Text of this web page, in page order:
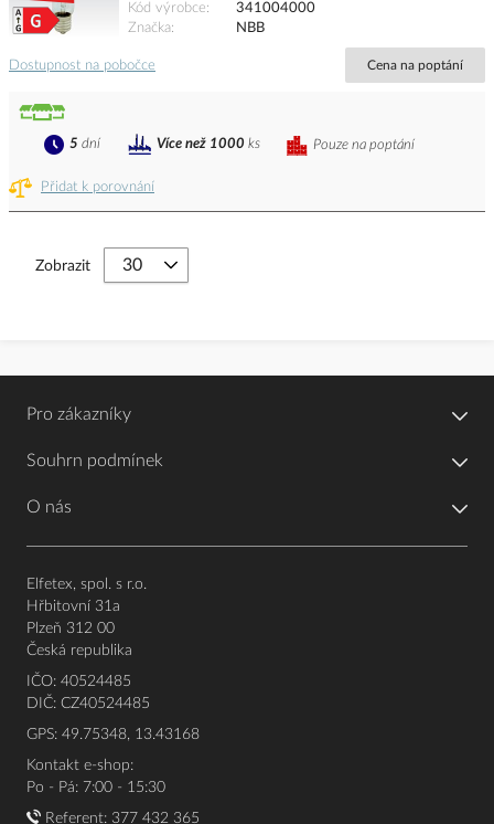
Kód výrobce
341004000
Značka
NBB
Dostupnost na pobočce Cena na poptání
Přidat k porovnání
Pouze na poptání
5 dní Více než 1000 ks
Zobrazit
Pro zákazníky
Souhrn podmínek
O nás
Elfetex, spol. s r.o.
Hřbitovní 31a
Plzeň 312 00
Česká republika
IČO: 40524485
DIČ: CZ40524485
GPS: 49.75348, 13.43168
Kontakt e-shop:
Po - Pá: 7:00 - 15:30
Referent: 377 432 365